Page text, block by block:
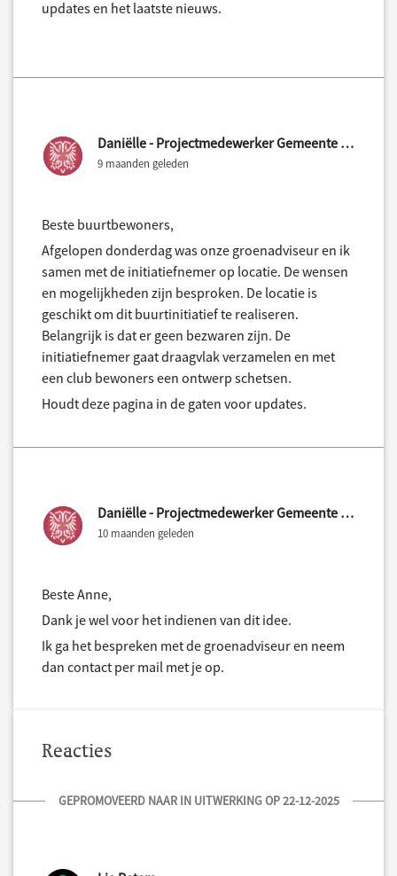
updates en het laatste nieuws.
Daniëlle - Projectmedewerker Gemeente Nijmegen
9 maanden geleden
Beste buurtbewoners,
Afgelopen donderdag was onze groenadviseur en ik
samen met de initiatiefnemer op locatie. De wensen
en mogelijkheden zijn besproken. De locatie is
geschikt om dit buurtinitiatief te realiseren.
Belangrijk is dat er geen bezwaren zijn. De
initiatiefnemer gaat draagvlak verzamelen en met
een club bewoners een ontwerp schetsen.
Houdt deze pagina in de gaten voor updates.
Daniëlle - Projectmedewerker Gemeente Nijmegen
10 maanden geleden
Beste Anne,
Dank je wel voor het indienen van dit idee.
Ik ga het bespreken met de groenadviseur en neem
dan contact per mail met je op.
Reacties
GEPROMOVEERD NAAR IN UITWERKING OP 22-12-2025